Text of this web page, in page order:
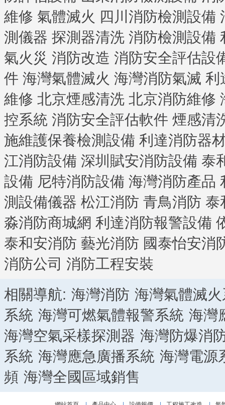
維修 氣體滅火 四川消防檢測設備
測儀器 探測器清洗 消防檢測設備
氣火災 消防改造 消防安全評估設
件 海灣氣體滅火 海灣消防氣滅 利
維修 北京煙感清洗 北京消防維修
控系統 消防安全評估軟件 煙感清
施維護保養檢測設備 利達消防器
江消防設備 深圳賦安消防設備 泰
設備 尼特消防設備 海灣消防產品
測設備儀器 松江消防 青鳥消防 泰
淼消防商城網 利達消防報警設備
泰和安消防 藝光消防 國泰怡安消
消防公司 消防工程安裝
相關導航: 海灣消防 海灣氣體滅
系統 海灣可燃氣體報警系統 海灣
海灣空氣采樣探測器 海灣防爆消
系統 海灣應急廣播系統 海灣電源
頻 海灣全國區域銷售